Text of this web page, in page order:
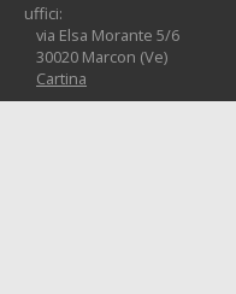
uffici:
via Elsa Morante 5/6
30020 Marcon (Ve)
Cartina